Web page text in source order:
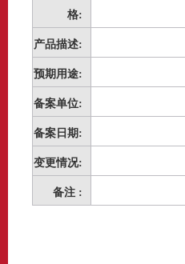
格:
产品描述:
预期用途:
备案单位:
备案日期:
变更情况:
备注 :